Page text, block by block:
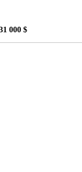
000 $